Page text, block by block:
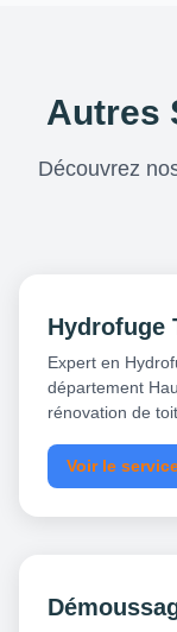
Autres
Découvrez
Hydrofuge
Expert en
département
rénovation de
Voir le